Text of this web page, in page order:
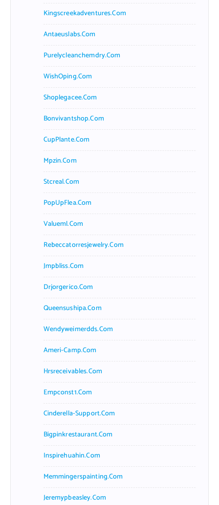
Kingscreekadventures.com
Antaeuslabs.com
Purelycleanchemdry.com
WishOping.com
Shoplegacee.com
Bonvivantshop.com
CupPlante.com
Mpzin.com
Stcreal.com
PopUpFlea.com
Valueml.com
Rebeccatorresjewelry.com
Jmpbliss.com
Drjorgerico.com
Queensushipa.com
Wendyweimerdds.com
Ameri-Camp.com
Hrsreceivables.com
Empconst1.com
Cinderella-Support.com
Bigpinkrestaurant.com
Inspirehuahin.com
Memmingerspainting.com
Jeremypbeasley.com